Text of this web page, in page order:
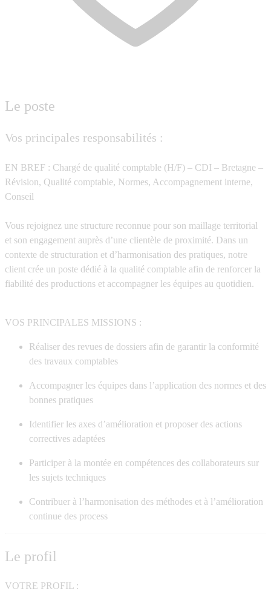
Le poste
Vos principales responsabilités :
EN BREF : Chargé de qualité comptable (H/F) – CDI – Bretagne –
Révision, Qualité comptable, Normes, Accompagnement interne,
Conseil
Vous rejoignez une structure reconnue pour son maillage territorial
et son engagement auprès d’une clientèle de proximité. Dans un
contexte de structuration et d’harmonisation des pratiques, notre
client crée un poste dédié à la qualité comptable afin de renforcer la
fiabilité des productions et accompagner les équipes au quotidien.
VOS PRINCIPALES MISSIONS :
Réaliser des revues de dossiers afin de garantir la conformité
des travaux comptables
Accompagner les équipes dans l’application des normes et des
bonnes pratiques
Identifier les axes d’amélioration et proposer des actions
correctives adaptées
Participer à la montée en compétences des collaborateurs sur
les sujets techniques
Contribuer à l’harmonisation des méthodes et à l’amélioration
continue des process
Le profil
VOTRE PROFIL :